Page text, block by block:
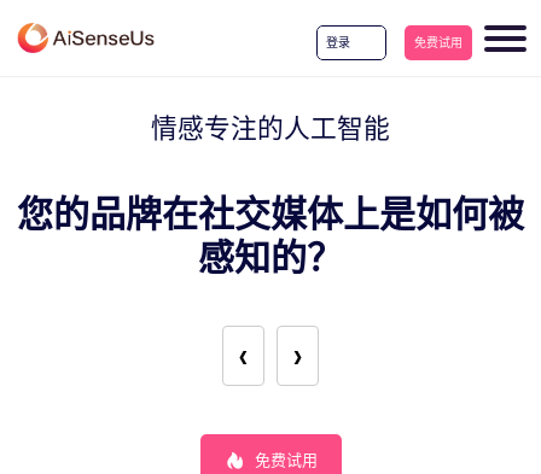
登录 免费试用
情感专注的人工智能
您的品牌在社交媒体上是如何被
感知的？
‹ ›
免费试用